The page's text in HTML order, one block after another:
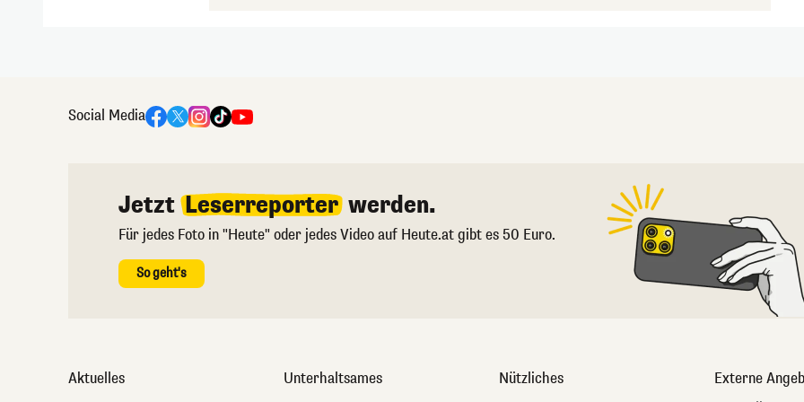
Social Media
Jetzt Leserreporter werden.
Für jedes Foto in "Heute" oder jedes Video auf Heute.at gibt es 50 Euro.
So geht's
Aktuelles
Unterhaltsames
Nützliches
Externe